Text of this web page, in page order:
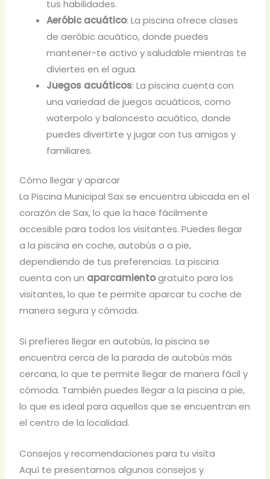
tus habilidades.
Aeróbic acuático: La piscina ofrece clases
de aeróbic acuático, donde puedes
mantener-te activo y saludable mientras te
diviertes en el agua.
Juegos acuáticos: La piscina cuenta con
una variedad de juegos acuáticos, como
waterpolo y baloncesto acuático, donde
puedes divertirte y jugar con tus amigos y
familiares.
Cómo llegar y aparcar
La Piscina Municipal Sax se encuentra ubicada en el
corazón de Sax, lo que la hace fácilmente
accesible para todos los visitantes. Puedes llegar
a la piscina en coche, autobús o a pie,
dependiendo de tus preferencias. La piscina
cuenta con un aparcamientogratuito para los
visitantes, lo que te permite aparcar tu coche de
manera segura y cómoda.
Si prefieres llegar en autobús, la piscina se
encuentra cerca de la parada de autobús más
cercana, lo que te permite llegar de manera fácil y
cómoda. También puedes llegar a la piscina a pie,
lo que es ideal para aquellos que se encuentran en
el centro de la localidad.
Consejos y recomendaciones para tu visita
Aquí te presentamos algunos consejos y